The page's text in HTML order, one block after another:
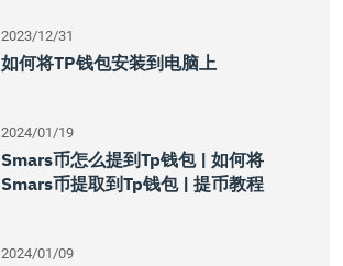
2023/12/31
如何将TP钱包安装到电脑上
2024/01/19
Smars币怎么提到tp钱包 | 如何将
Smars币提取到tp钱包 | 提币教程
2024/01/09